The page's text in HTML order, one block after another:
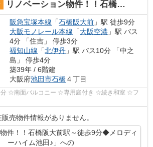
リノベーション物件！！石橋阪大前駅～徒歩9分◆メロディーハイム池田♪
阪急宝塚本線 「石橋阪大前 」駅 徒歩9分
大阪モノレール本線 「大阪空港 」駅 バス
4分 「住吉」 停歩3分
福知山線 「北伊丹 」駅 バス10分 「中之
島」 停歩4分
築39年 / 6階建
大阪府池田市石橋４丁目
☆南面バルコニー ☆専用庭付き ☆続き和室 ☆フ
販売物件情報がありません。
物件！！石橋阪大前駅～徒歩9分◆メロディ
ーハイム池田♪」への